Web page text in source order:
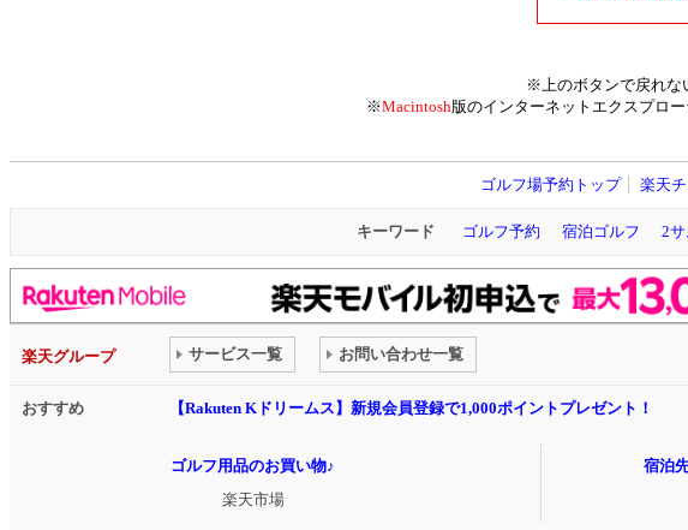
※上のボタンで戻れな
※Macintosh版のインターネットエクスプロ
ゴルフ場予約トップ 楽天
キーワード ゴルフ予約 宿泊ゴルフ 2
楽天グループ サービス一覧 お問い合わせ一覧
おすすめ 【Rakuten Kドリームス】新規会員登録で1,000ポイントプレゼント！
ゴルフ用品のお買い物♪
楽天市場
宿泊